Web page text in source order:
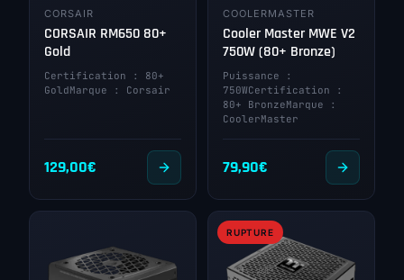
CORSAIR
CORSAIR RM650 80+
Gold
Certification : 80+
GoldMarque : Corsair
129,00€
COOLERMASTER
Cooler Master MWE V2
750W (80+ Bronze)
Puissance :
750WCertification :
80+ BronzeMarque :
CoolerMaster
79,90€
RUPTURE